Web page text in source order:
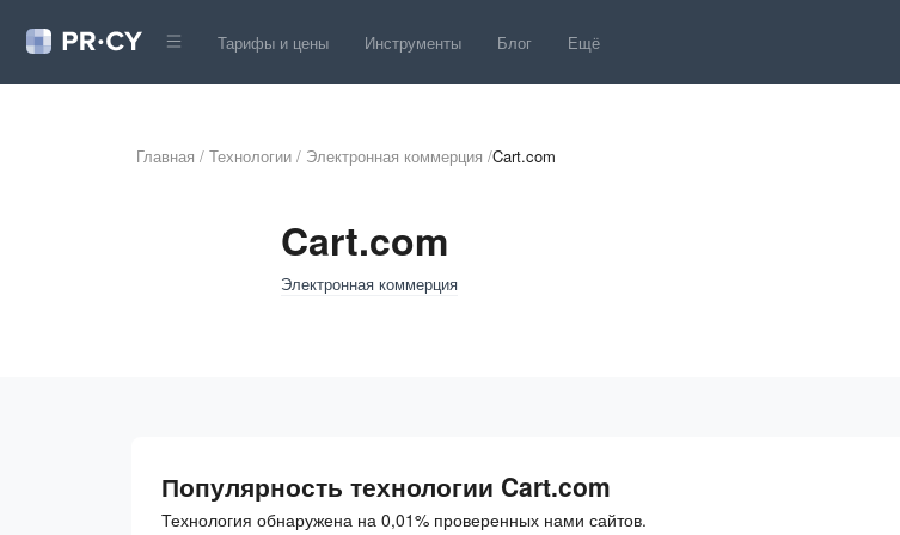
Тарифы и цены Инструменты Блог Ещё
Главная / Технологии / Электронная коммерция /Cart.com
Cart.com
Электронная коммерция
Популярность технологии Cart.com
Технология обнаружена на 0,01% проверенных нами сайтов.